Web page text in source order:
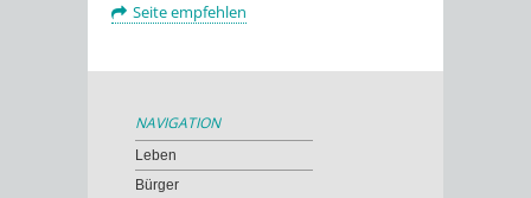
Seite empfehlen
NAVIGATION
Leben
Bürger